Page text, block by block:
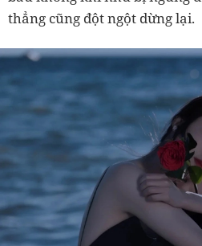
thẳng cũng đột ngột dừng lại.